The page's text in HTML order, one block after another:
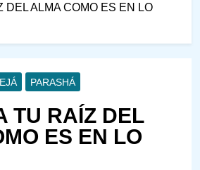
DEL ALMA COMO ES EN LO
PARASHÁ
TU RAÍZ DEL
ES EN LO